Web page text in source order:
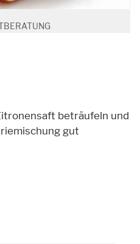
beträufeln und
gut